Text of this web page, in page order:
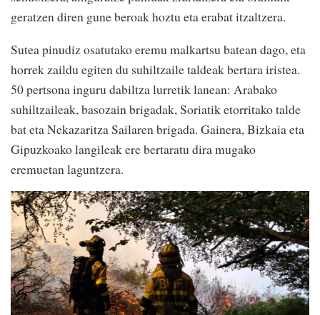
geratzen diren gune beroak hoztu eta erabat itzaltzera.
Sutea pinudiz osatutako eremu malkartsu batean dago, eta
horrek zaildu egiten du suhiltzaile taldeak bertara iristea.
50 pertsona inguru dabiltza lurretik lanean: Arabako
suhiltzaileak, basozain brigadak, Soriatik etorritako talde
bat eta Nekazaritza Sailaren brigada. Gainera, Bizkaia eta
Gipuzkoako langileak ere bertaratu dira mugako
eremuetan laguntzera.